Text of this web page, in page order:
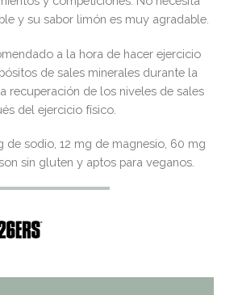
y su sabor limón es muy agradable.
a la hora de hacer ejercicio
de sales minerales durante la
recuperación de los niveles de sales
del ejercicio físico.
sodio, 12 mg de magnesio, 60 mg
sin gluten y aptos para veganos.